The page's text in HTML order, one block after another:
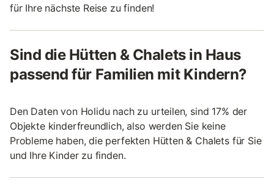
für Ihre nächste Reise zu finden!
Sind die Hütten & Chalets in Haus
passend für Familien mit Kindern?
Den Daten von Holidu nach zu urteilen, sind 17% der
Objekte kinderfreundlich, also werden Sie keine
Probleme haben, die perfekten Hütten & Chalets für Sie
und Ihre Kinder zu finden.